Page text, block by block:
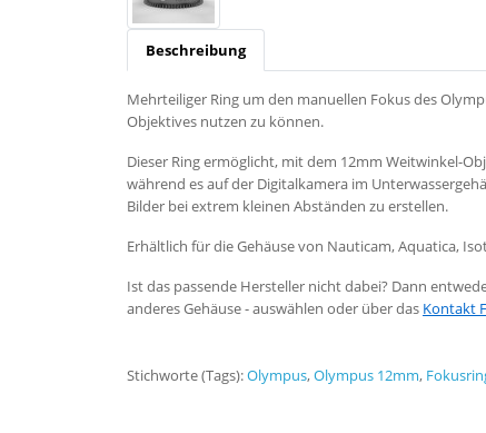
Beschreibung
Mehrteiliger Ring um den manuellen Fokus des
Objektives nutzen zu können.
Dieser Ring ermöglicht, mit dem 12mm Weitwinkel-
während es auf der Digitalkamera im
Bilder bei extrem kleinen Abständen zu erstellen.
Erhältlich für die Gehäuse von Nauticam, Aquatica,
Ist das passende Hersteller nicht dabei? Dann
anderes Gehäuse - auswählen oder über das Kontakt
Stichworte (Tags):Olympus,Olympus 12mm,